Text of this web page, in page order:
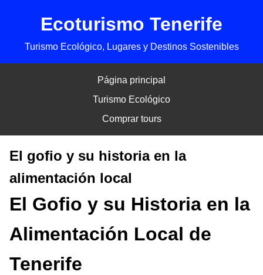
Ecoturismo Tenerife
Turismo Ecológico, Lugares y Destinos Sostenibles
Página principal
Turismo Ecológico
Comprar tours
El gofio y su historia en la
alimentación local
El Gofio y su Historia en la
Alimentación Local de
Tenerife